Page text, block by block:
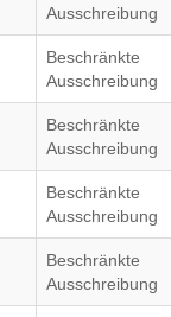
Ausschreibung
Beschränkte
Ausschreibung
Beschränkte
Ausschreibung
Beschränkte
Ausschreibung
Beschränkte
Ausschreibung